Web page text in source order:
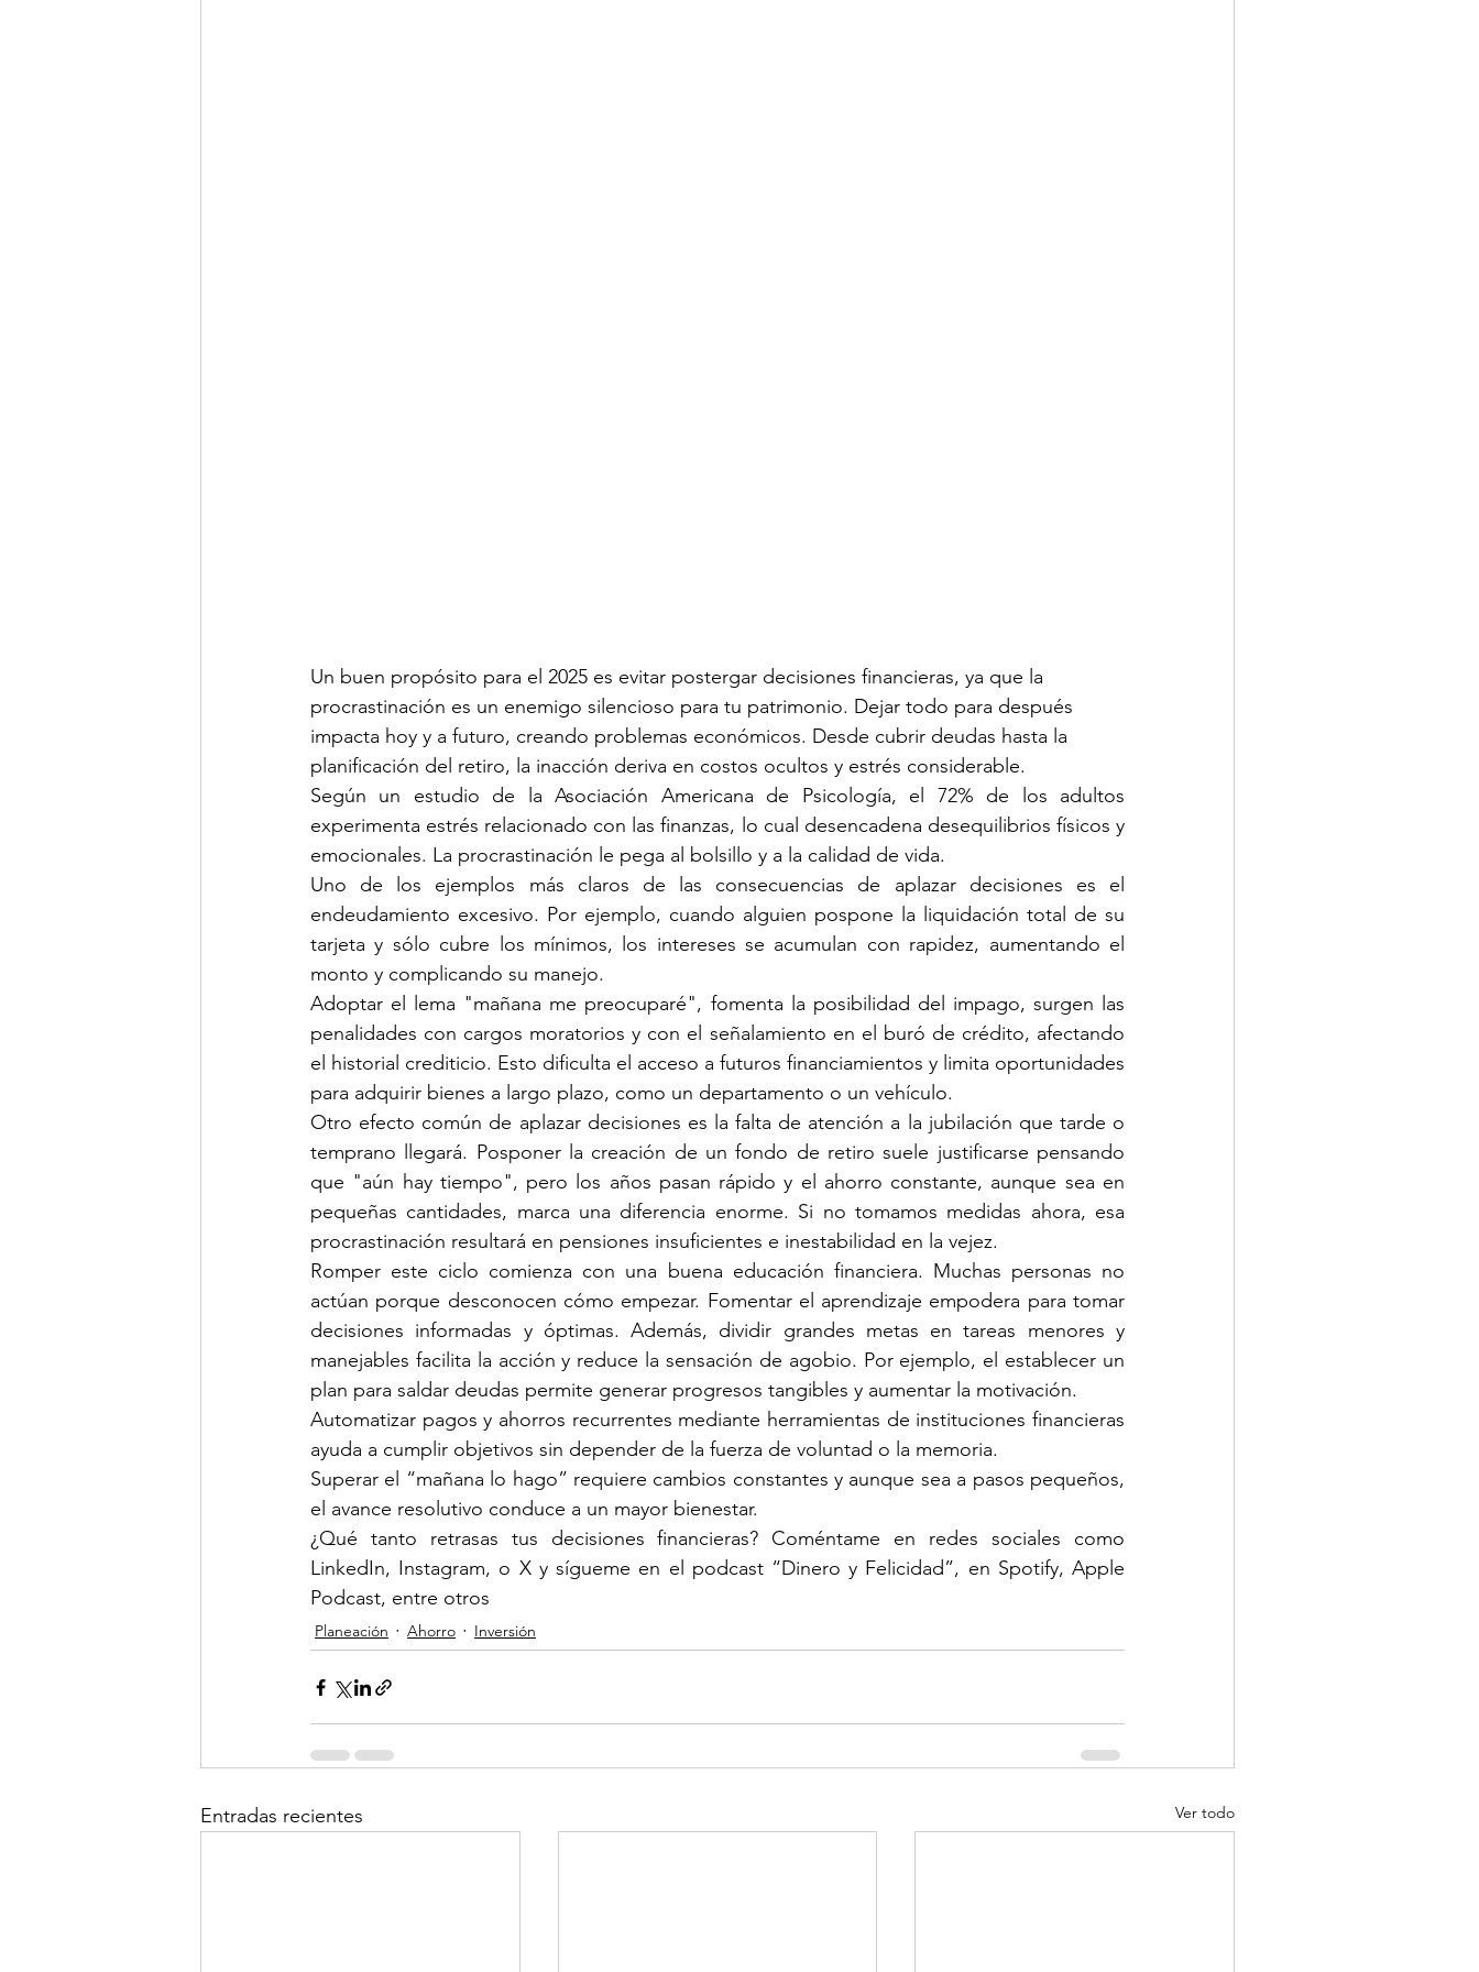
Un buen propósito para el 2025 es evitar postergar decisiones financieras, ya que la
procrastinación es un enemigo silencioso para tu patrimonio. Dejar todo para después
impacta hoy y a futuro, creando problemas económicos. Desde cubrir deudas hasta la
planificación del retiro, la inacción deriva en costos ocultos y estrés considerable.
Según un estudio de la Asociación Americana de Psicología, el 72% de los adultos
experimenta estrés relacionado con las finanzas, lo cual desencadena desequilibrios físicos y
emocionales. La procrastinación le pega al bolsillo y a la calidad de vida.
Uno de los ejemplos más claros de las consecuencias de aplazar decisiones es el
endeudamiento excesivo. Por ejemplo, cuando alguien pospone la liquidación total de su
tarjeta y sólo cubre los mínimos, los intereses se acumulan con rapidez, aumentando el
monto y complicando su manejo.
Adoptar el lema "mañana me preocuparé", fomenta la posibilidad del impago, surgen las
penalidades con cargos moratorios y con el señalamiento en el buró de crédito, afectando
el historial crediticio. Esto dificulta el acceso a futuros financiamientos y limita oportunidades
para adquirir bienes a largo plazo, como un departamento o un vehículo.
Otro efecto común de aplazar decisiones es la falta de atención a la jubilación que tarde o
temprano llegará. Posponer la creación de un fondo de retiro suele justificarse pensando
que "aún hay tiempo", pero los años pasan rápido y el ahorro constante, aunque sea en
pequeñas cantidades, marca una diferencia enorme. Si no tomamos medidas ahora, esa
procrastinación resultará en pensiones insuficientes e inestabilidad en la vejez.
Romper este ciclo comienza con una buena educación financiera. Muchas personas no
actúan porque desconocen cómo empezar. Fomentar el aprendizaje empodera para tomar
decisiones informadas y óptimas. Además, dividir grandes metas en tareas menores y
manejables facilita la acción y reduce la sensación de agobio. Por ejemplo, el establecer un
plan para saldar deudas permite generar progresos tangibles y aumentar la motivación.
Automatizar pagos y ahorros recurrentes mediante herramientas de instituciones financieras
ayuda a cumplir objetivos sin depender de la fuerza de voluntad o la memoria.
Superar el “mañana lo hago” requiere cambios constantes y aunque sea a pasos pequeños,
el avance resolutivo conduce a un mayor bienestar.
¿Qué tanto retrasas tus decisiones financieras? Coméntame en redes sociales como
LinkedIn, Instagram, o X y sígueme en el podcast “Dinero y Felicidad”, en Spotify, Apple
Podcast, entre otros
Planeación Ahorro Inversión
Entradas recientes Ver todo